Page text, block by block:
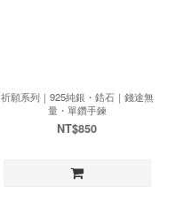
祈願系列｜925純銀・鋯石｜錢途無
量・單鑽手鍊
NT$850